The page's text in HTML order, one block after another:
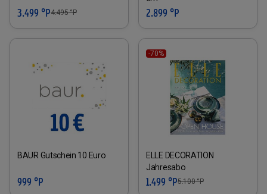
3.499 °P4.495°P 2.899 °P
BAUR Gutschein 10 Euro
999 °P
-70%
ELLE DECORATION
Jahresabo
1.499 °P5.100°P